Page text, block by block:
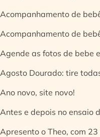
Acompanhamento de
Acompanhamento de
Agende as fotos de bebe
Agosto Dourado: tire
Ano novo, site novo!
Antes e depois no ensaio
Apresento o Theo, com 23